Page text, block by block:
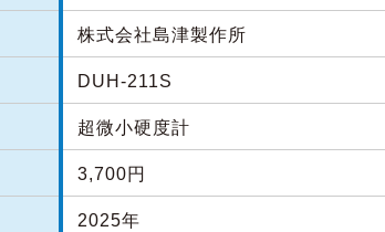
株式会社島津製作所
DUH-211S
超微小硬度計
3,700円
2025年